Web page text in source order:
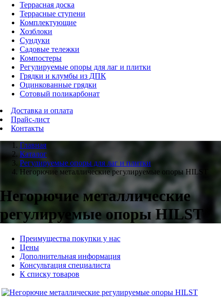
Террасная доска
Террасные ступени
Комплектующие
Хозблоки
Сундуки
Садовые тележки
Компостеры
Регулируемые опоры для лаг и плитки
Грядки и клумбы из ДПК
Оцинкованные грядки
Сотовый поликарбонат
Доставка и оплата
Прайс-лист
Контакты
Главная
Каталог
Регулируемые опоры для лаг и плитки
Негорючие металлические регулируемые опоры HILST
Негорючие металлические
регулируемые опоры HILST
Преимущества покупки у нас
Цены
Дополнительная информация
Консультация специалиста
К списку товаров